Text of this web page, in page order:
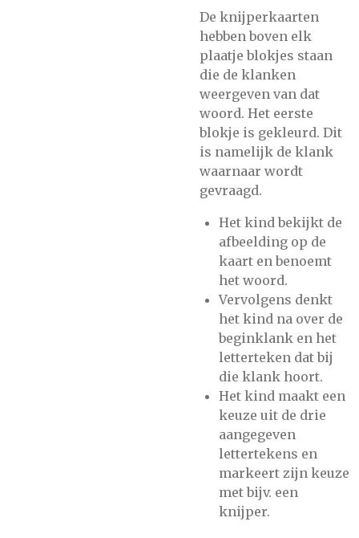
De knijperkaarten
hebben boven elk
plaatje blokjes staan
die de klanken
weergeven van dat
woord. Het eerste
blokje is gekleurd. Dit
is namelijk de klank
waarnaar wordt
gevraagd.
Het kind bekijkt de
afbeelding op de
kaart en benoemt
het woord.
Vervolgens denkt
het kind na over de
beginklank en het
letterteken dat bij
die klank hoort.
Het kind maakt een
keuze uit de drie
aangegeven
lettertekens en
markeert zijn keuze
met bijv. een
knijper.